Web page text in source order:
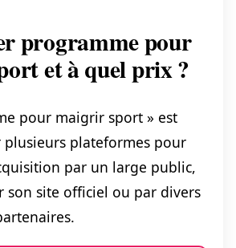
programme pour
et à quel prix ?
pour maigrir sport » est
plateformes pour
par un large public,
son site officiel ou par divers